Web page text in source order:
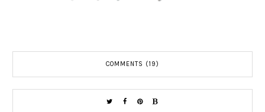
COMMENTS (19)